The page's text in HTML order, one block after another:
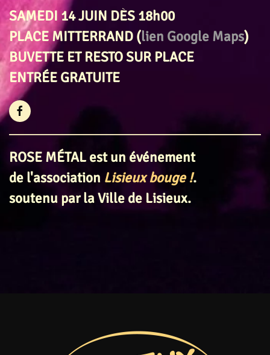
SAMEDI 14 JUIN DÈS 18h00
PLACE MITTERRAND (lien Google Maps)
BUVETTE ET RESTO SUR PLACE
ENTRÉE GRATUITE
ROSE MÉTAL est un événement
de l'association Lisieux bouge !.
soutenu par la Ville de Lisieux.